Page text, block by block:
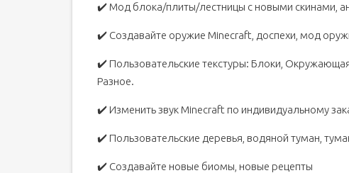
✔️ Мод блока/плиты/лестницы с новыми скинами,
✔️ Создавайте оружие Minecraft, доспехи, мод
✔️ Пользовательские текстуры: Блоки,
Разное.
✔️ Изменить звук Minecraft по индивидуальному
✔️ Пользовательские деревья, водяной туман,
✔️ Создавайте новые биомы, новые рецепты